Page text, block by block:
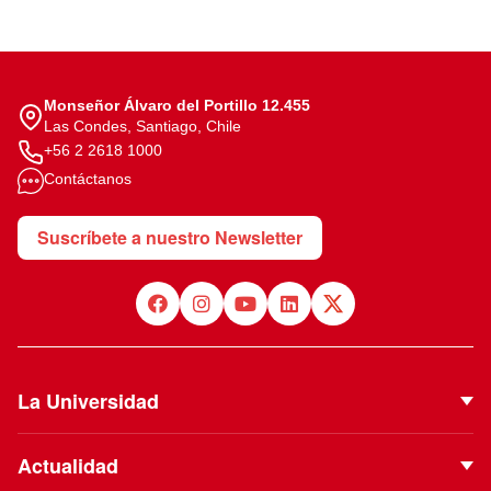
Monseñor Álvaro del Portillo 12.455
Las Condes, Santiago, Chile
+56 2 2618 1000
Contáctanos
Suscríbete a nuestro Newsletter
La Universidad
Actualidad